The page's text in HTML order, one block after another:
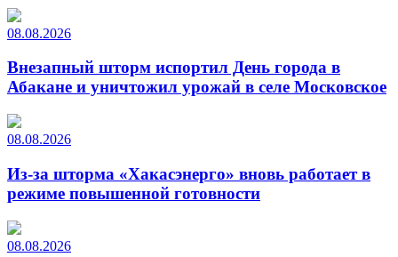
08.08.2026
Внезапный шторм испортил День города в
Абакане и уничтожил урожай в селе Московское
08.08.2026
Из-за шторма «Хакасэнерго» вновь работает в
режиме повышенной готовности
08.08.2026